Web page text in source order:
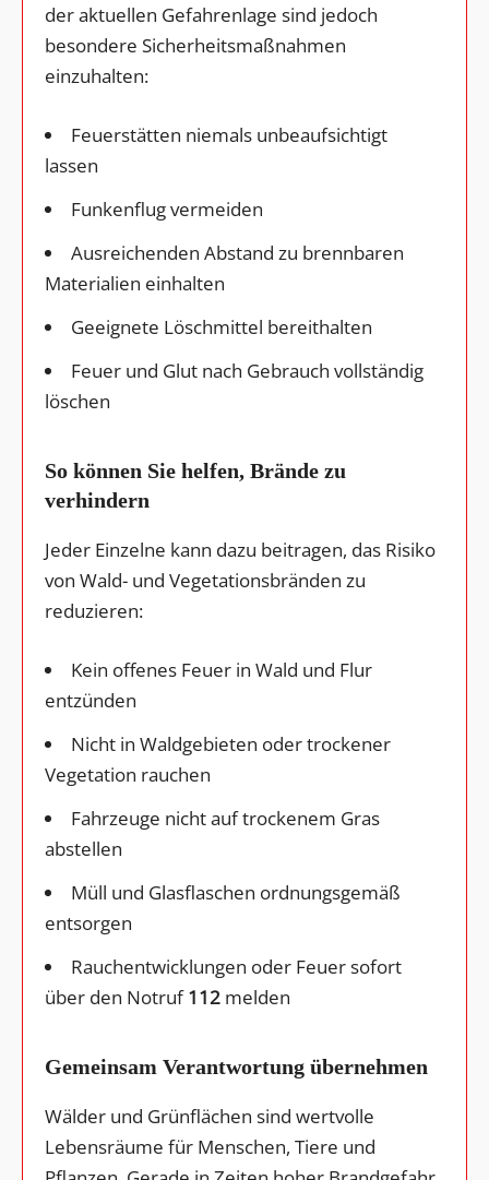
der aktuellen Gefahrenlage sind jedoch
besondere Sicherheitsmaßnahmen
einzuhalten:
Feuerstätten niemals unbeaufsichtigt
lassen
Funkenflug vermeiden
Ausreichenden Abstand zu brennbaren
Materialien einhalten
Geeignete Löschmittel bereithalten
Feuer und Glut nach Gebrauch vollständig
löschen
So können Sie helfen, Brände zu
verhindern
Jeder Einzelne kann dazu beitragen, das Risiko
von Wald- und Vegetationsbränden zu
reduzieren:
Kein offenes Feuer in Wald und Flur
entzünden
Nicht in Waldgebieten oder trockener
Vegetation rauchen
Fahrzeuge nicht auf trockenem Gras
abstellen
Müll und Glasflaschen ordnungsgemäß
entsorgen
Rauchentwicklungen oder Feuer sofort
über den Notruf112 melden
Gemeinsam Verantwortung übernehmen
Wälder und Grünflächen sind wertvolle
Lebensräume für Menschen, Tiere und